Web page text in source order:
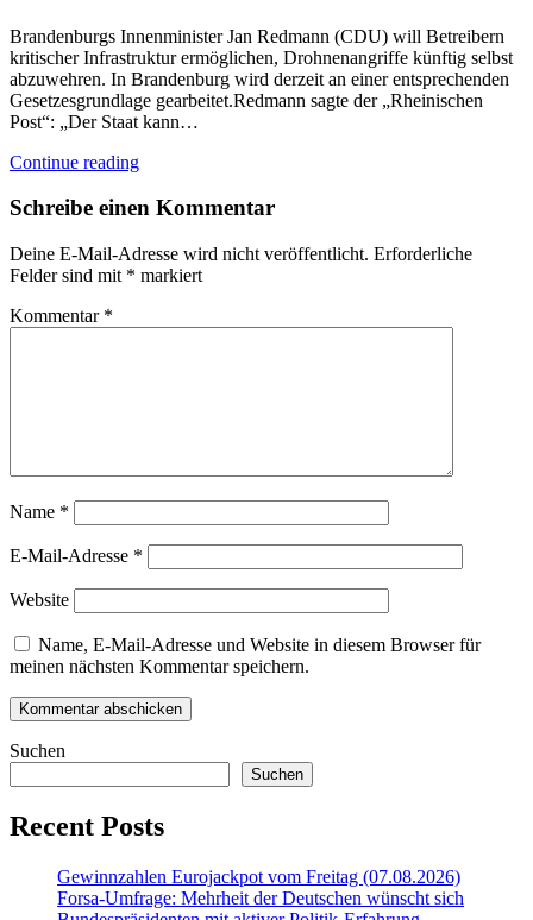
Brandenburgs Innenminister Jan Redmann (CDU) will Betreibern
kritischer Infrastruktur ermöglichen, Drohnenangriffe künftig selbst
abzuwehren. In Brandenburg wird derzeit an einer entsprechenden
Gesetzesgrundlage gearbeitet.Redmann sagte der „Rheinischen
Post“: „Der Staat kann…
Continue reading
Schreibe einen Kommentar
Deine E-Mail-Adresse wird nicht veröffentlicht. Erforderliche
Felder sind mit * markiert
Kommentar *
Name *
E-Mail-Adresse *
Website
Name, E-Mail-Adresse und Website in diesem Browser für
meinen nächsten Kommentar speichern.
Suchen
Suchen
Recent Posts
Gewinnzahlen Eurojackpot vom Freitag (07.08.2026)
Forsa-Umfrage: Mehrheit der Deutschen wünscht sich